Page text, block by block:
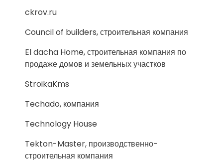
ckrov.ru
Council of builders, строительная компания
El dacha Home, строительная компания по
продаже домов и земельных участков
StroikaKms
Techado, компания
Technology House
Tekton-Master, производственно-
строительная компания